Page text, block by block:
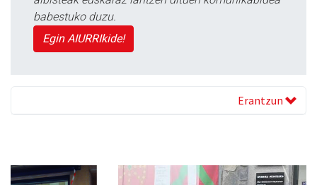
babestuko duzu.
Egin AIURRIkide!
Erantzun